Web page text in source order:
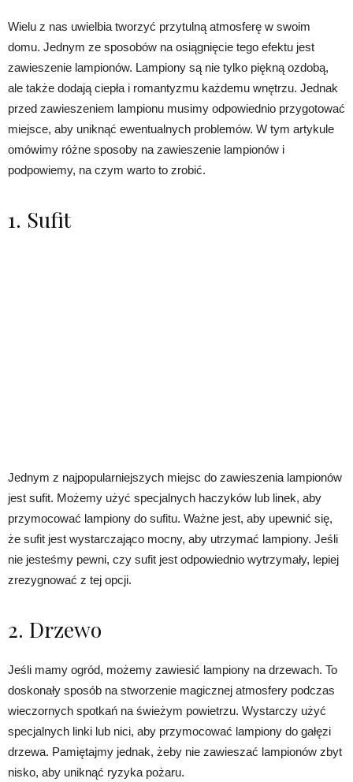
Wielu z nas uwielbia tworzyć przytulną atmosferę w swoim
domu. Jednym ze sposobów na osiągnięcie tego efektu jest
zawieszenie lampionów. Lampiony są nie tylko piękną ozdobą,
ale także dodają ciepła i romantyzmu każdemu wnętrzu. Jednak
przed zawieszeniem lampionu musimy odpowiednio przygotować
miejsce, aby uniknąć ewentualnych problemów. W tym artykule
omówimy różne sposoby na zawieszenie lampionów i
podpowiemy, na czym warto to zrobić.
1. Sufit
Jednym z najpopularniejszych miejsc do zawieszenia lampionów
jest sufit. Możemy użyć specjalnych haczyków lub linek, aby
przymocować lampiony do sufitu. Ważne jest, aby upewnić się,
że sufit jest wystarczająco mocny, aby utrzymać lampiony. Jeśli
nie jesteśmy pewni, czy sufit jest odpowiednio wytrzymały, lepiej
zrezygnować z tej opcji.
2. Drzewo
Jeśli mamy ogród, możemy zawiesić lampiony na drzewach. To
doskonały sposób na stworzenie magicznej atmosfery podczas
wieczornych spotkań na świeżym powietrzu. Wystarczy użyć
specjalnych linki lub nici, aby przymocować lampiony do gałęzi
drzewa. Pamiętajmy jednak, żeby nie zawieszać lampionów zbyt
nisko, aby uniknąć ryzyka pożaru.